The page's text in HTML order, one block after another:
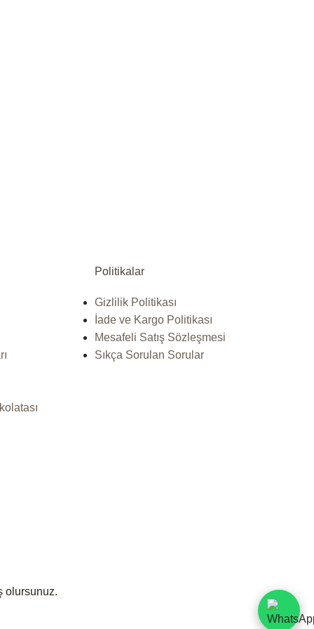
Politikalar
Gizlilik Politikası
İade ve Kargo Politikası
Mesafeli Satış Sözleşmesi
Sıkça Sorulan Sorular
olursunuz.